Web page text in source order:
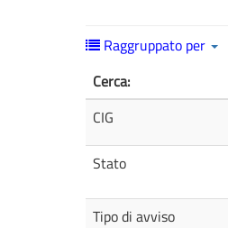
Raggruppato per
Cerca:
CIG
Stato
Tipo di avviso